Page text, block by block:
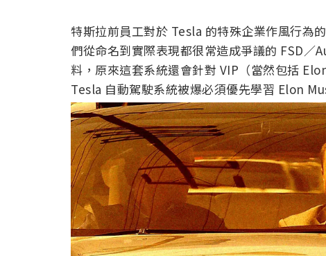
特斯拉前員工對於 Tesla 的特殊企業作風行為
們從命名到實際表現都很常造成爭議的 FSD
料，原來這套系統還會針對 VIP（當然包括
Tesla 自動駕駛系統被爆必須優先學習 Elon